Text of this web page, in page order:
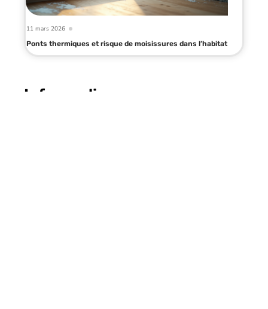
11 mars 2026
Ponts thermiques et risque de moisissures dans l’habitat
Infos en live